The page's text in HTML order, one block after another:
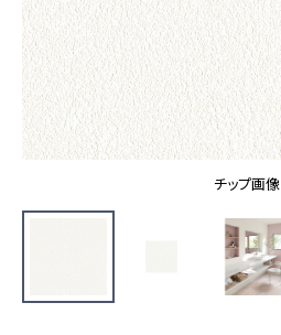
ノンワックス床タイル
壁紙機能性ガイド
モデルハウス
新築戸建・マンション
#リリカラのある暮らし
ショールーム
ショールーム トップ
東京ショールーム
大阪ショールーム
お客様サポート
お客様サポート トップ
画像ダウンロード
お役立ち資料
非住宅案件に関するお問い合わせ
チップ画像